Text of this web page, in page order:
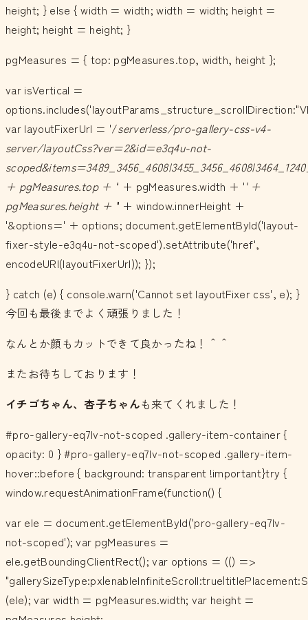
height; } else { width = width; width = width; height =
height; height = height; }
pgMeasures = { top: pgMeasures.top, width, height };
var isVertical =
var layoutFixerUrl = '/serverless/pro-gallery-css-v4-
server/layoutCss?ver=2&id=e3q4u-not-
+ pgMeasures.top + '' + pgMeasures.width + '' +
pgMeasures.height + '' + window.innerHeight +
'&options=' + options; document.getElementById('layout-
fixer-style-e3q4u-not-scoped').setAttribute('href',
encodeURI(layoutFixerUrl)); });
} catch (e) { console.warn('Cannot set layoutFixer css', e); }
今回も最後までよく頑張りました！
なんとか顔もカットできて良かったね！＾＾
またお待ちしております！
イチゴちゃん、杏子ちゃんも来てくれました！
#pro-gallery-eq7lv-not-scoped .gallery-item-container {
opacity: 0 } #pro-gallery-eq7lv-not-scoped .gallery-item-
hover::before { background: transparent !important}try {
window.requestAnimationFrame(function() {
var ele = document.getElementById('pro-gallery-eq7lv-
not-scoped'); var pgMeasures =
ele.getBoundingClientRect(); var options = (() =>
(ele); var width = pgMeasures.width; var height =